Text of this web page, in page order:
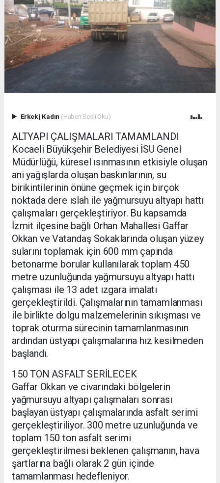
Erkek| Kadın (Haberi Sesli Oku)
ALTYAPI ÇALIŞMALARI TAMAMLANDI
Kocaeli Büyükşehir Belediyesi İSU Genel
Müdürlüğü, küresel ısınmasının etkisiyle oluşan
ani yağışlarda oluşan baskınlarının, su
birikintilerinin önüne geçmek için birçok
noktada dere ıslah ile yağmursuyu altyapı hattı
çalışmaları gerçekleştiriyor. Bu kapsamda
İzmit ilçesine bağlı Orhan Mahallesi Gaffar
Okkan ve Vatandaş Sokaklarında oluşan yüzey
sularını toplamak için 600 mm çapında
betonarme borular kullanılarak toplam 450
metre uzunluğunda yağmursuyu altyapı hattı
çalışması ile 13 adet ızgara imalatı
gerçekleştirildi. Çalışmalarının tamamlanması
ile birlikte dolgu malzemelerinin sıkışması ve
toprak oturma sürecinin tamamlanmasının
ardından üstyapı çalışmalarına hız kesilmeden
başlandı.
150 TON ASFALT SERİLECEK
Gaffar Okkan ve civarındaki bölgelerin
yağmursuyu altyapı çalışmaları sonrası
başlayan üstyapı çalışmalarında asfalt serimi
gerçekleştiriliyor. 300 metre uzunluğunda ve
toplam 150 ton asfalt serimi
gerçekleştirilmesi beklenen çalışmanın, hava
şartlarına bağlı olarak 2 gün içinde
tamamlanması hedefleniyor.